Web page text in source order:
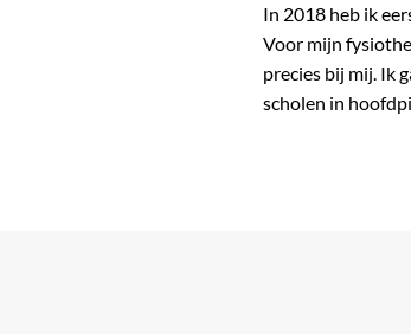
In 2018 heb ik
Voor mijn
precies bij mij. Ik
scholen in